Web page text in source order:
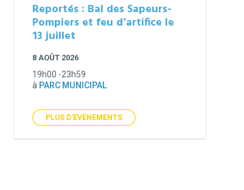
Reportés : Bal des Sapeurs-
Pompiers et feu d’artifice le
13 juillet
8 AOÛT 2026
19h00 -23h59
à PARC MUNICIPAL
PLUS D'ÉVÉNEMENTS